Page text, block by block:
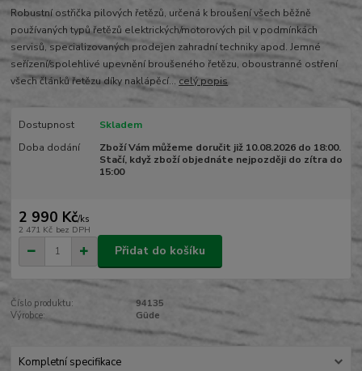
Robustní ostřička pilových řetězů, určená k broušení všech běžně
používaných typů řetězů elektrických/motorových pil v podmínkách
servisů, specializovaných prodejen zahradní techniky apod. Jemné
seřízení/spolehlivé upevnění broušeného řetězu, oboustranné ostření
všech článků řetězu díky naklápěcí...celý popis
Dostupnost
Skladem
Doba dodání
Zboží Vám můžeme doručit již 10.08.2026 do 18:00.
Stačí, když zboží objednáte nejpozději do zítra do
15:00
2 990 Kč/ks
2 471 Kč bez DPH
Přidat do košíku
Číslo produktu:
94135
Výrobce:
Güde
Kompletní specifikace